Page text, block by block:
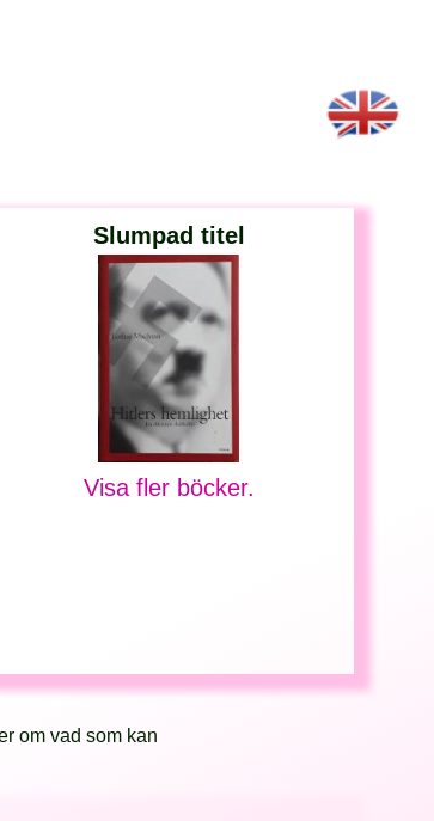
Slumpad titel
Visa fler böcker.
om vad som kan